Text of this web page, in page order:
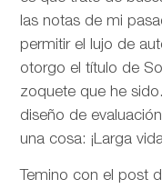
las notas de mi
permitir el lujo de
otorgo el título de
zoquete que he
diseño de
una cosa: ¡Larga
Temino con el post